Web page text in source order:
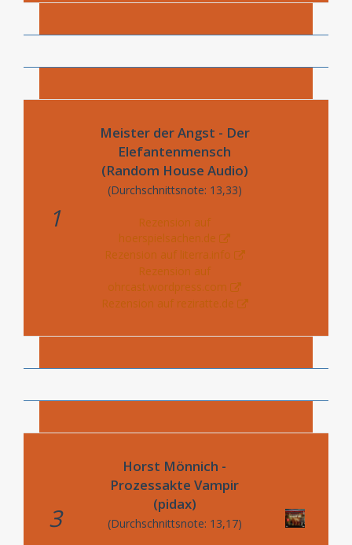
1
Meister der Angst - Der
Elefantenmensch
(Random House Audio)
(Durchschnittsnote: 13,33)
Rezension auf
hoerspielsachen.de
Rezension auf literra.info
Rezension auf
ohrcast.wordpress.com
Rezension auf reziratte.de
3
Horst Mönnich -
Prozessakte Vampir
(pidax)
(Durchschnittsnote: 13,17)